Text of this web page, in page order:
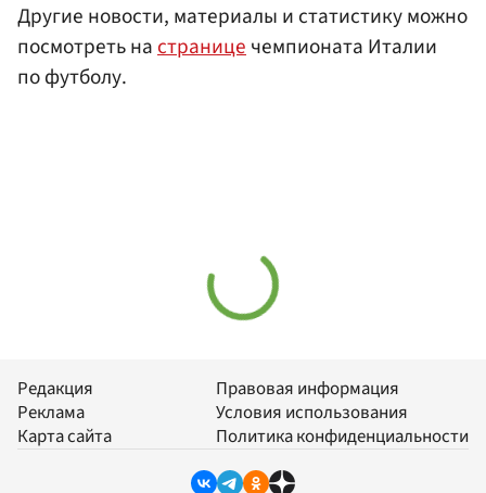
Другие новости, материалы и статистику можно
посмотреть настраницечемпионата Италии
по футболу.
Редакция
Реклама
Карта сайта
Правовая информация
Условия использования
Политика конфиденциальности